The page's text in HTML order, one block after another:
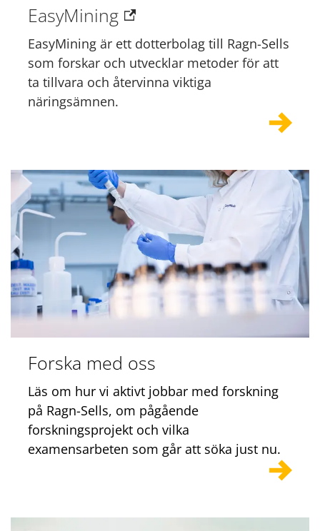
EasyMining
EasyMining är ett dotterbolag till Ragn-Sells
som forskar och utvecklar metoder för att
ta tillvara och återvinna viktiga
näringsämnen.
Forska med oss
Läs om hur vi aktivt jobbar med forskning
på Ragn-Sells, om pågående
forskningsprojekt och vilka
examensarbeten som går att söka just nu.